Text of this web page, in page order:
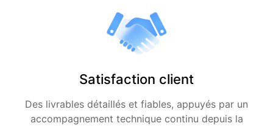
Satisfaction client
Des livrables détaillés et fiables, appuyés par un
accompagnement technique continu depuis la